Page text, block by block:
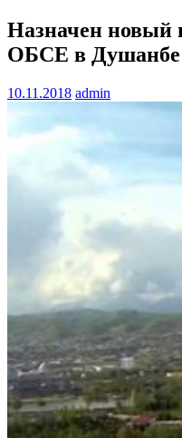
Назначен новый
ОБСЕ в Душанбе
10.11.2018 admin